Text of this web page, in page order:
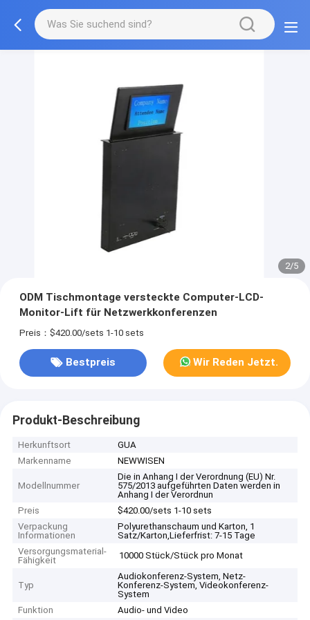
3/5
ODM Tischmontage versteckte Computer-LCD-
Monitor-Lift für Netzwerkkonferenzen
Preis：$420.00/sets 1-10 sets
Bestpreis Wir Reden Jetzt.
Produkt-Beschreibung
Herkunftsort
GUA
Markenname
NEWWISEN
Modellnummer
Die in Anhang I der Verordnung (EU) Nr.
575/2013 aufgeführten Daten werden in
Anhang I der Verordnun
Preis
$420.00/sets 1-10 sets
Verpackung
Informationen
Polyurethanschaum und Karton, 1
Satz/Karton,Lieferfrist: 7-15 Tage
Versorgungsmaterial-
Fähigkeit
10000 Stück/Stück pro Monat
Typ
Audiokonferenz-System, Netz-
Konferenz-System, Videokonferenz-
System
Funktion
Audio- und Video